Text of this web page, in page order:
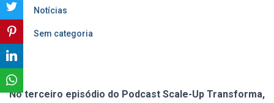
Notícias
Sem categoria
No terceiro episódio do Podcast Scale-Up Transforma,